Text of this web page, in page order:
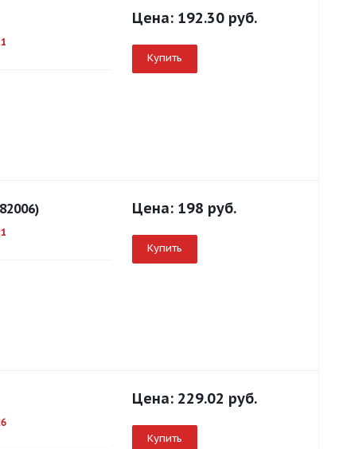
Цена: 192.30 руб.
Купить
Цена: 198 руб.
Купить
Цена: 229.02 руб.
Купить